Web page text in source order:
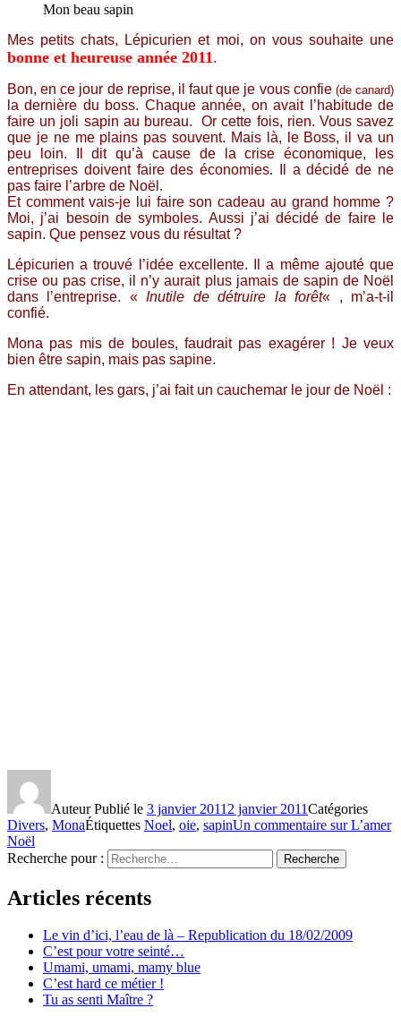
Mon beau sapin
Mes petits chats,
Lépicurien et moi, on vous souhaite une
bonne et heureuse année 2011 .
Bon, en ce jour de reprise, il faut que je vous confie (de canard)
la dernière du boss. Chaque année, on avait l’habitude de
faire un joli sapin au bureau. Or cette fois, rien. Vous savez
que je ne me plains pas souvent. Mais là, le Boss, il va un
peu loin. Il dit qu’à cause de la crise économique, les
entreprises doivent faire des économies.
Il a décidé de ne
pas faire l’arbre de Noël .
Et comment vais-je lui faire son cadeau au grand homme ?
Moi, j’ai besoin de symboles. Aussi j’ai décidé de faire le
sapin. Que pensez vous du résultat ?
Lépicurien a trouvé l’idée excellente. Il a même ajouté que
crise ou pas crise, il n’y aurait plus jamais de sapin de Noël
dans l’entreprise. «Inutile de détruire la forêt« , m’a-t-il
confié.
Mona pas mis de boules, faudrait pas exagérer ! Je veux
bien être sapin, mais pas sapine.
En attendant, les gars, j’ai fait un cauchemar le jour de Noël :
AuteurPublié le 3 janvier 2011 2 janvier 2011Catégories
Divers, MonaÉtiquettes Noel, oie, sapinUn commentaire sur L’amer
Noël
Recherche pour :
Recherche
Articles récents
Le vin d’ici, l’eau de là – Republication du 18/02/2009
C’est pour votre seinté…
Umami, umami, mamy blue
C’est hard ce métier !
Tu as senti Maître ?